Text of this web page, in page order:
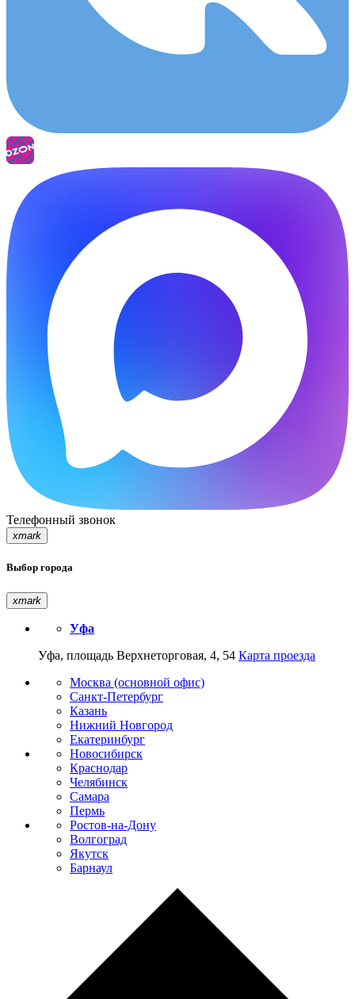
Телефонный звонок
xmark
Выбор города
xmark
Уфа
Уфа, площадь Верхнеторговая, 4, 54 Карта проезда
Москва (основной офис)
Санкт-Петербург
Казань
Нижний Новгород
Екатеринбург
Новосибирск
Краснодар
Челябинск
Самара
Пермь
Ростов-на-Дону
Волгоград
Якутск
Барнаул